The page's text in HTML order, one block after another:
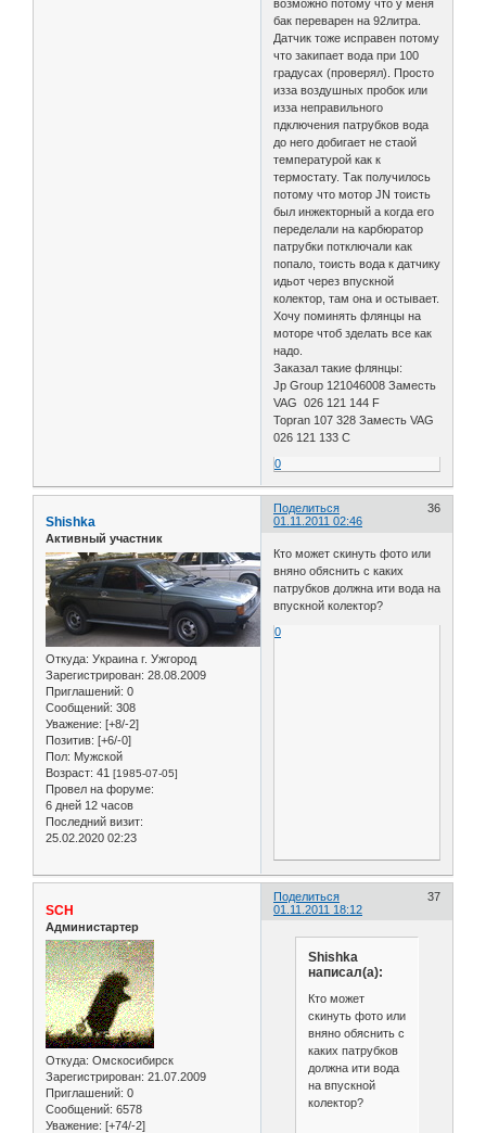
возможно потому что у меня
бак переварен на 92литра.
Датчик тоже исправен потому
что закипает вода при 100
градусах (проверял). Просто
изза воздушных пробок или
изза неправильного
пдключения патрубков вода
до него добигает не стаой
температурой как к
термостату. Так получилось
потому что мотор JN тоисть
был инжекторный а когда его
переделали на карбюратор
патрубки потключали как
попало, тоисть вода к датчику
идьот через впускной
колектор, там она и остывает.
Хочу поминять флянцы на
моторе чтоб зделать все как
надо.
Заказал такие флянцы:
Jp Group 121046008 Заместь
VAG 026 121 144 F
Topran 107 328 Заместь VAG
026 121 133 C
0
Поделиться
36
01.11.2011 02:46
Shishka
Активный участник
Откуда: Украина г. Ужгород
Зарегистрирован: 28.08.2009
Приглашений: 0
Сообщений: 308
Уважение: [+8/-2]
Позитив: [+6/-0]
Пол: Мужской
Возраст: 41 [1985-07-05]
Провел на форуме:
6 дней 12 часов
Последний визит:
25.02.2020 02:23
Кто может скинуть фото или
вняно обяснить с каких
патрубков должна ити вода на
впускной колектор?
0
Поделиться
37
01.11.2011 18:12
SCH
Администартер
Откуда: Омскосибирск
Зарегистрирован: 21.07.2009
Приглашений: 0
Сообщений: 6578
Уважение: [+74/-2]
Shishka
написал(а):
Кто может
скинуть фото или
вняно обяснить с
каких патрубков
должна ити вода
на впускной
колектор?